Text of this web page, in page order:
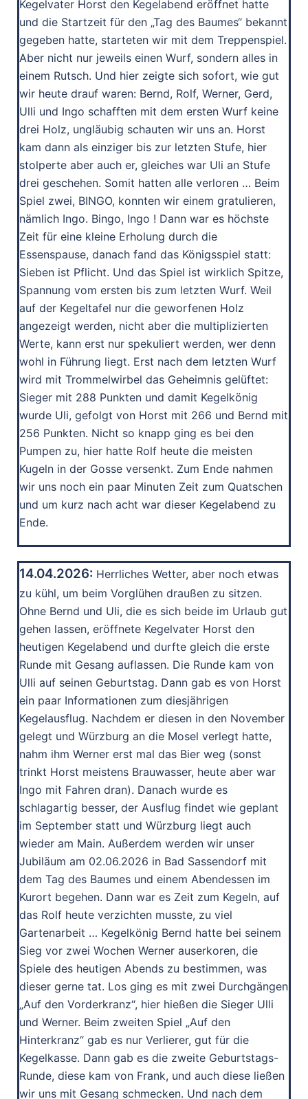
Kegelvater Horst den Kegelabend eröffnet hatte
und die Startzeit für den „Tag des Baumes“ bekannt
gegeben hatte, starteten wir mit dem Treppenspiel.
Aber nicht nur jeweils einen Wurf, sondern alles in
einem Rutsch. Und hier zeigte sich sofort, wie gut
wir heute drauf waren: Bernd, Rolf, Werner, Gerd,
Ulli und Ingo schafften mit dem ersten Wurf keine
drei Holz, ungläubig schauten wir uns an. Horst
kam dann als einziger bis zur letzten Stufe, hier
stolperte aber auch er, gleiches war Uli an Stufe
drei geschehen. Somit hatten alle verloren … Beim
Spiel zwei, BINGO, konnten wir einem gratulieren,
nämlich Ingo. Bingo, Ingo ! Dann war es höchste
Zeit für eine kleine Erholung durch die
Essenspause, danach fand das Königsspiel statt:
Sieben ist Pflicht. Und das Spiel ist wirklich Spitze,
Spannung vom ersten bis zum letzten Wurf. Weil
auf der Kegeltafel nur die geworfenen Holz
angezeigt werden, nicht aber die multiplizierten
Werte, kann erst nur spekuliert werden, wer denn
wohl in Führung liegt. Erst nach dem letzten Wurf
wird mit Trommelwirbel das Geheimnis gelüftet:
Sieger mit 288 Punkten und damit Kegelkönig
wurde Uli, gefolgt von Horst mit 266 und Bernd mit
256 Punkten. Nicht so knapp ging es bei den
Pumpen zu, hier hatte Rolf heute die meisten
Kugeln in der Gosse versenkt. Zum Ende nahmen
wir uns noch ein paar Minuten Zeit zum Quatschen
und um kurz nach acht war dieser Kegelabend zu
Ende.
14.04.2026: Herrliches Wetter, aber noch etwas
zu kühl, um beim Vorglühen draußen zu sitzen.
Ohne Bernd und Uli, die es sich beide im Urlaub gut
gehen lassen, eröffnete Kegelvater Horst den
heutigen Kegelabend und durfte gleich die erste
Runde mit Gesang auflassen. Die Runde kam von
Ulli auf seinen Geburtstag. Dann gab es von Horst
ein paar Informationen zum diesjährigen
Kegelausflug. Nachdem er diesen in den November
gelegt und Würzburg an die Mosel verlegt hatte,
nahm ihm Werner erst mal das Bier weg (sonst
trinkt Horst meistens Brauwasser, heute aber war
Ingo mit Fahren dran). Danach wurde es
schlagartig besser, der Ausflug findet wie geplant
im September statt und Würzburg liegt auch
wieder am Main. Außerdem werden wir unser
Jubiläum am 02.06.2026 in Bad Sassendorf mit
dem Tag des Baumes und einem Abendessen im
Kurort begehen. Dann war es Zeit zum Kegeln, auf
das Rolf heute verzichten musste, zu viel
Gartenarbeit … Kegelkönig Bernd hatte bei seinem
Sieg vor zwei Wochen Werner auserkoren, die
Spiele des heutigen Abends zu bestimmen, was
dieser gerne tat. Los ging es mit zwei Durchgängen
„Auf den Vorderkranz“, hier hießen die Sieger Ulli
und Werner. Beim zweiten Spiel „Auf den
Hinterkranz“ gab es nur Verlierer, gut für die
Kegelkasse. Dann gab es die zweite Geburtstags-
Runde, diese kam von Frank, und auch diese ließen
wir uns mit Gesang schmecken. Und nach dem